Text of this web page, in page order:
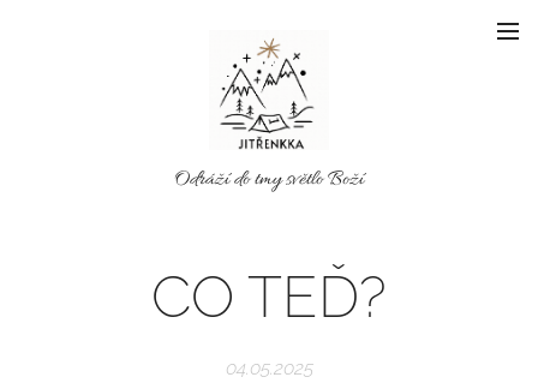
Odráží do tmy světlo Boží
CO TEĎ?
04.05.2025